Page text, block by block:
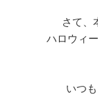
さて、
ハロウィ
いつ